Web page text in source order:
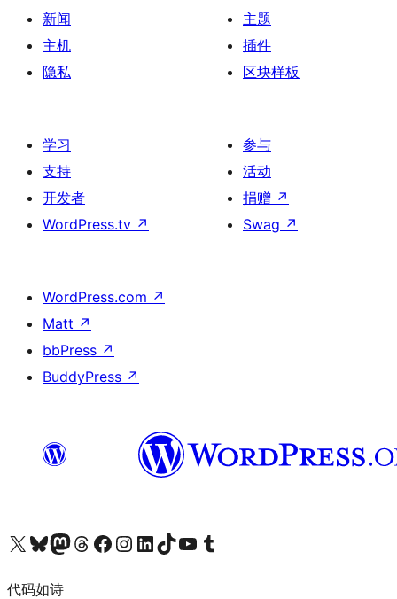
新闻
主机
隐私
主题
插件
区块样板
学习
支持
开发者
WordPress.tv ↗
参与
活动
捐赠 ↗
Swag ↗
WordPress.com ↗
Matt ↗
bbPress ↗
BuddyPress ↗
关注我们的 X（原 Twitter）账号访问我们的 Bluesky 账号关注我们的 Mastodon 账号访问我们的 Threads 账号 访问我们的 Facebook 公共主页关注我们的 Instagram 账号 关注我们的 LinkedIn 主页访问我们的 TikTok 账号访问我们的 YouTube 频道 访问我们的 Tumblr 账号
代码如诗